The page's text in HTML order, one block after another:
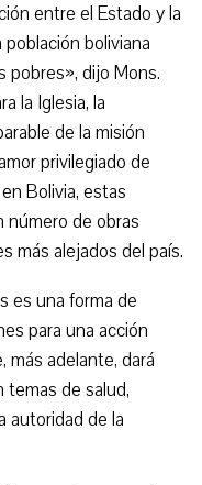
entre el Estado y la
boliviana
pobres», dijo Mons.
la Iglesia, la
de la misión
privilegiado de
Bolivia, estas
número de obras
más alejados del país.
es una forma de
para una acción
más adelante, dará
temas de salud,
autoridad de la